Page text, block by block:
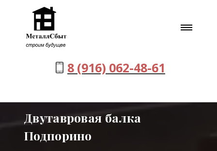
8 (916) 062-48-61
Двутавровая балка
Подпорино